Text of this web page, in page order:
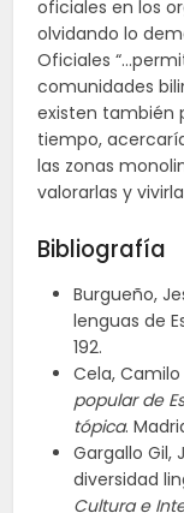
oficiales en los
olvidando lo
Oficiales
comunidades
existen también
tiempo,
las zonas
valorarlas y
Bibliografía
Burgueño,
lenguas de
192.
Cela,
popular de
tópica.
Gargallo Gil,
diversidad
Cultura e